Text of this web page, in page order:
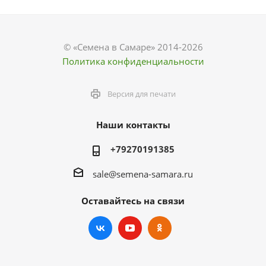
© «Семена в Самаре» 2014-2026
Политика конфиденциальности
Версия для печати
Наши контакты
+79270191385
sale@semena-samara.ru
Оставайтесь на связи